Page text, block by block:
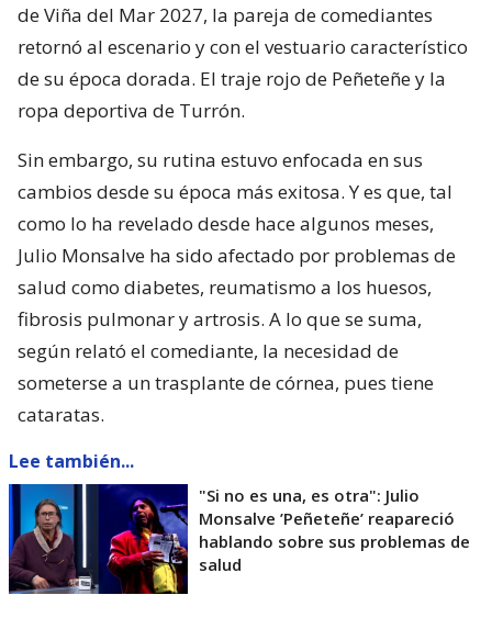
de Viña del Mar 2027, la pareja de comediantes
retornó al escenario y con el vestuario característico
de su época dorada. El traje rojo de Peñeteñe y la
ropa deportiva de Turrón.
Sin embargo, su rutina estuvo enfocada en sus
cambios desde su época más exitosa. Y es que, tal
como lo ha revelado desde hace algunos meses,
Julio Monsalve ha sido afectado por problemas de
salud como diabetes, reumatismo a los huesos,
fibrosis pulmonar y artrosis. A lo que se suma,
según relató el comediante, la necesidad de
someterse a un trasplante de córnea, pues tiene
cataratas.
Lee también...
"Si no es una, es otra": Julio
Monsalve ’Peñeteñe’ reapareció
hablando sobre sus problemas de
salud